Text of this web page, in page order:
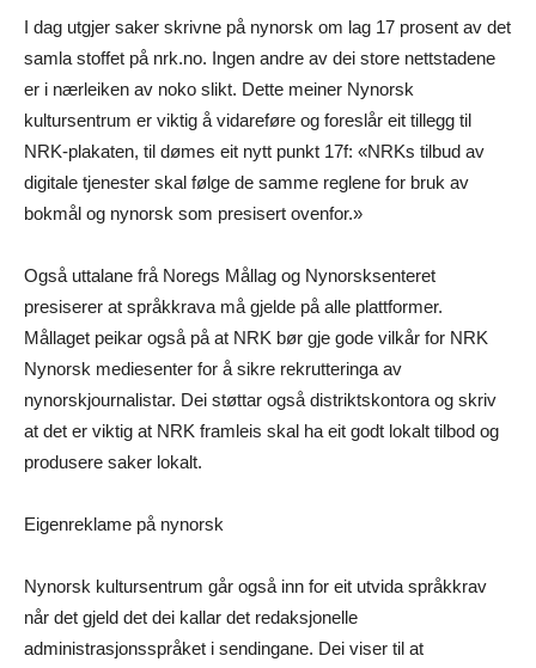
I dag utgjer saker skrivne på nynorsk om lag 17 prosent av det
samla stoffet på nrk.no. Ingen andre av dei store nettstadene
er i nærleiken av noko slikt. Dette meiner Nynorsk
kultursentrum er viktig å vidareføre og foreslår eit tillegg til
NRK-plakaten, til dømes eit nytt punkt 17f: «NRKs tilbud av
digitale tjenester skal følge de samme reglene for bruk av
bokmål og nynorsk som presisert ovenfor.»
Også uttalane frå Noregs Mållag og Nynorsksenteret
presiserer at språkkrava må gjelde på alle plattformer.
Mållaget peikar også på at NRK bør gje gode vilkår for NRK
Nynorsk mediesenter for å sikre rekrutteringa av
nynorskjournalistar. Dei støttar også distriktskontora og skriv
at det er viktig at NRK framleis skal ha eit godt lokalt tilbod og
produsere saker lokalt.
Eigenreklame på nynorsk
Nynorsk kultursentrum går også inn for eit utvida språkkrav
når det gjeld det dei kallar det redaksjonelle
administrasjonsspråket i sendingane. Dei viser til at